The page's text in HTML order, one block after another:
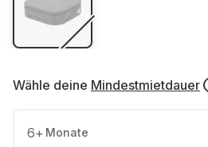
Wähle deine Mindestmietdauer
6+ Monate